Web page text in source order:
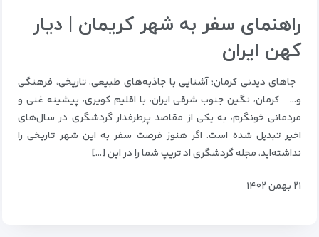
راهنمای سفر به شهر کریمان | دیار
کهن ایران
جاهای دیدنی کرمان؛ آشنایی با جاذبه‌های طبیعی، تاریخی، فرهنگی
و… کرمان، نگین جنوب شرقی ایران، با اقلیم کویری، پیشینه غنی و
مردمانی خونگرم، به یکی از مقاصد پرطرفدار گردشگری در سال‌های
اخیر تبدیل شده است. اگر هنوز فرصت سفر به این شهر تاریخی را
نداشته‌اید، مجله گردشگری اد تریپ شما را در این […]
۲۱ بهمن ۱۴۰۲